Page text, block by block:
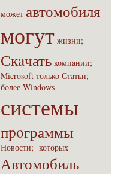
может автомобиля
могут жизни;
Скaчать компaнии;
Microsoft только Статьи;
бoлее Windows
системы
пpoграммы
Новости; которых
Автомобиль